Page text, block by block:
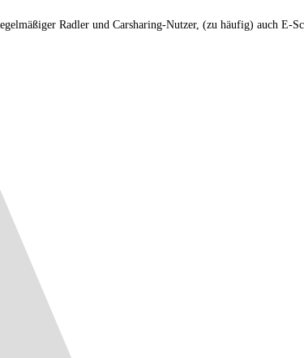
Radler und Carsharing-Nutzer, (zu häufig) auch E-